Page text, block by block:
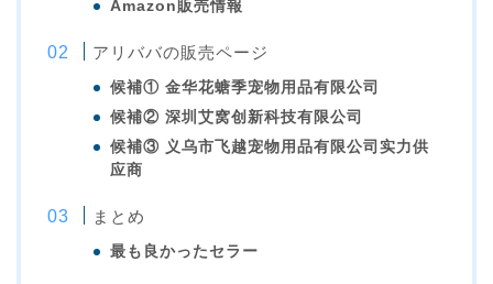
Amazon販売情報
アリババの販売ページ
候補① 金华花螗季宠物用品有限公司
候補② 深圳艾窝创新科技有限公司
候補③ 义乌市飞越宠物用品有限公司实力供
应商
まとめ
最も良かったセラー